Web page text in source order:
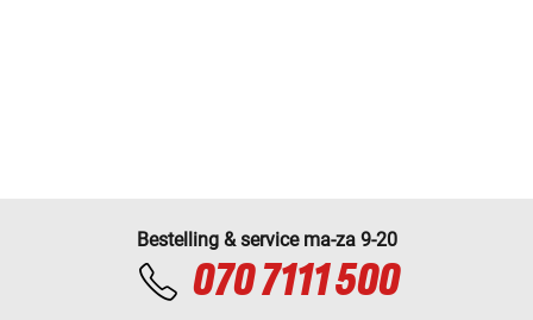
Bestelling & service ma-za 9-20
070 7111 500